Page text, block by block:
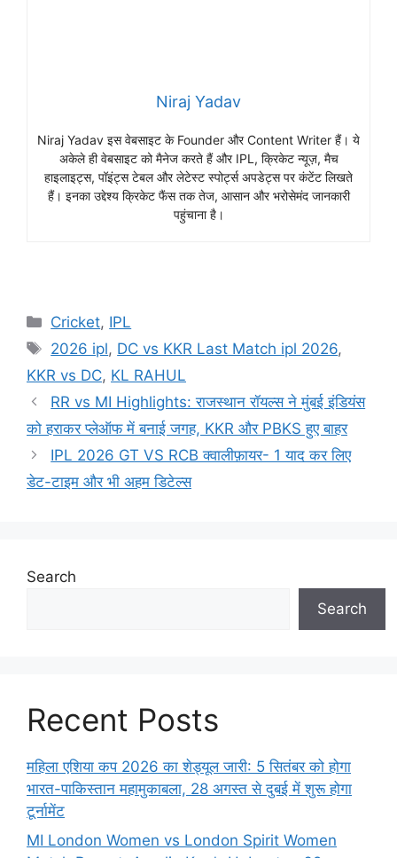
Niraj Yadav
Niraj Yadav इस वेबसाइट के Founder और Content Writer हैं। ये
अकेले ही वेबसाइट को मैनेज करते हैं और IPL, क्रिकेट न्यूज़, मैच
हाइलाइट्स, पॉइंट्स टेबल और लेटेस्ट स्पोर्ट्स अपडेट्स पर कंटेंट लिखते
हैं। इनका उद्देश्य क्रिकेट फैंस तक तेज, आसान और भरोसेमंद जानकारी
पहुंचाना है।
Cricket, IPL
2026 ipl, DC vs KKR Last Match ipl 2026,
KKR vs DC, KL RAHUL
RR vs MI Highlights: राजस्थान रॉयल्स ने मुंबई इंडियंस
को हराकर प्लेऑफ में बनाई जगह, KKR और PBKS हुए बाहर
IPL 2026 GT VS RCB क्वालीफ़ायर- 1 याद कर लिए
डेट-टाइम और भी अहम डिटेल्स
Search
Search
Recent Posts
महिला एशिया कप 2026 का शेड्यूल जारी: 5 सितंबर को होगा
भारत-पाकिस्तान महामुकाबला, 28 अगस्त से दुबई में शुरू होगा
टूर्नामेंट
MI London Women vs London Spirit Women